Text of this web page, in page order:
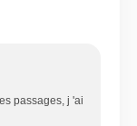
passages, j 'ai